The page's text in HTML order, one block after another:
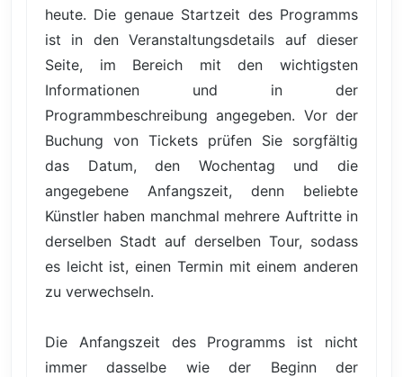
heute. Die genaue Startzeit des Programms
ist in den Veranstaltungsdetails auf dieser
Seite, im Bereich mit den wichtigsten
Informationen und in der
Programmbeschreibung angegeben. Vor der
Buchung von Tickets prüfen Sie sorgfältig
das Datum, den Wochentag und die
angegebene Anfangszeit, denn beliebte
Künstler haben manchmal mehrere Auftritte in
derselben Stadt auf derselben Tour, sodass
es leicht ist, einen Termin mit einem anderen
zu verwechseln.
Die Anfangszeit des Programms ist nicht
immer dasselbe wie der Beginn der